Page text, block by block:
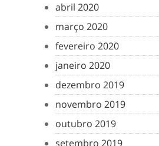
abril 2020
março 2020
fevereiro 2020
janeiro 2020
dezembro 2019
novembro 2019
outubro 2019
setembro 2019